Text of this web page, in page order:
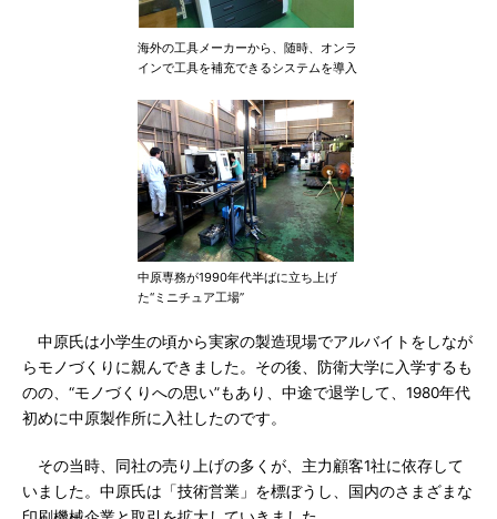
海外の工具メーカーから、随時、オンラ
インで工具を補充できるシステムを導入
中原専務が1990年代半ばに立ち上げ
た“ミニチュア工場”
中原氏は小学生の頃から実家の製造現場でアルバイトをしなが
らモノづくりに親んできました。その後、防衛大学に入学するも
のの、“モノづくりへの思い”もあり、中途で退学して、1980年代
初めに中原製作所に入社したのです。
その当時、同社の売り上げの多くが、主力顧客1社に依存して
いました。中原氏は「技術営業」を標ぼうし、国内のさまざまな